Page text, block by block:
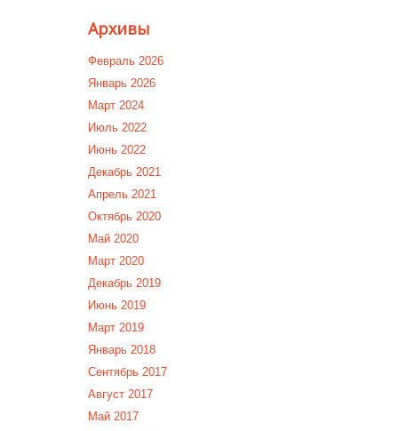
Архивы
Февраль 2026
Январь 2026
Март 2024
Июль 2022
Июнь 2022
Декабрь 2021
Апрель 2021
Октябрь 2020
Май 2020
Март 2020
Декабрь 2019
Июнь 2019
Март 2019
Январь 2018
Сентябрь 2017
Август 2017
Май 2017